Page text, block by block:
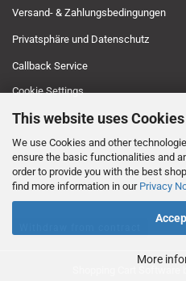
This website uses
We use Cookies and other
ensure the basic functionalities and
order to provide you with the best
find more information in our Privacy
More
Versand- & Zahlungsbedingungen
Privatsphäre und Datenschutz
Callback Service
Cookie Settings